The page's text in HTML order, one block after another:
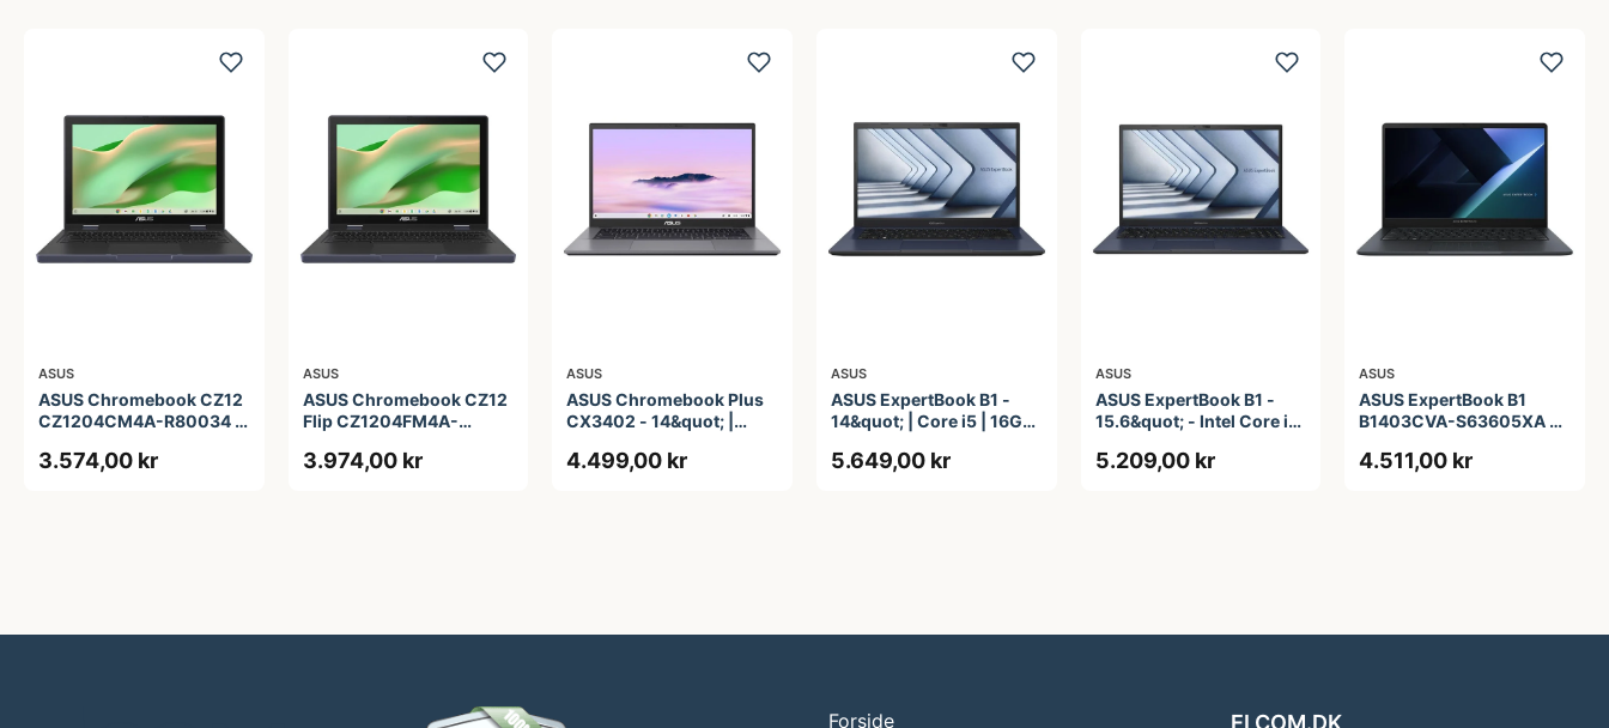
ASUS
ASUS Chromebook CZ12
CZ1204CM4A-R80034 -
Kompanio 540 - 4 GB
3.574,00 kr
ASUS
ASUS Chromebook CZ12
Flip CZ1204FM4A-
MediaTek Kompanio 540
3.974,00 kr
ASUS
ASUS Chromebook Plus
CX3402 - 14&quot; |
4.499,00 kr
ASUS
ASUS ExpertBook B1 -
14&quot; | Core i5 | 16GB
5.649,00 kr
ASUS
ASUS ExpertBook B1 -
15.6&quot; - Intel Core i5
256 GB SSD
5.209,00 kr
ASUS
ASUS ExpertBook B1
B1403CVA-S63605XA -
i3-1315U - 8 GB RAM -
4.511,00 kr
Forside ELCOM.DK